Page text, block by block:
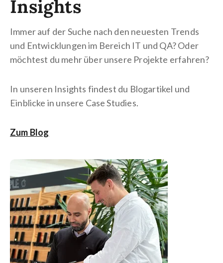
Insights
Immer auf der Suche nach den neuesten Trends
und Entwicklungen im Bereich IT und QA? Oder
möchtest du mehr über unsere Projekte erfahren?
In unseren Insights findest du Blogartikel und
Einblicke in unsere Case Studies.
Zum Blog